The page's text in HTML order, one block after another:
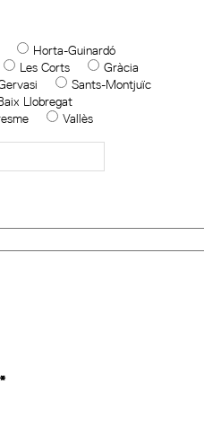
Horta-Guinardó
Les Corts
Gràcia
Sants-Montjuïc
Llobregat
Vallès
*